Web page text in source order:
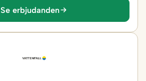
Se erbjudanden